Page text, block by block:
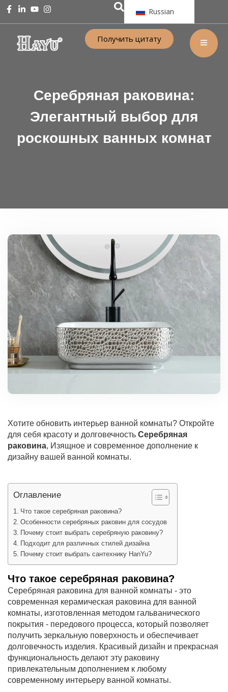
Russian
Получить цитату
Серебряная раковина:
Элегантный выбор для
роскошных ванных комнат
Хотите обновить интерьер ванной комнаты? Откройте
для себя красоту и долговечность Серебряная
раковина, Изящное и современное дополнение к
дизайну вашей ванной комнаты.
Оглавление
Что такое серебряная раковина?
Особенности серебряных раковин для сосудов
Почему стоит выбрать серебряную раковину?
Подходит для различных стилей дизайна
Почему стоит выбрать сантехнику HanYu?
Что такое серебряная раковина?
Серебряная раковина для ванной комнаты - это
современная керамическая раковина для ванной
комнаты, изготовленная методом гальванического
покрытия - передового процесса, который позволяет
получить зеркальную поверхность и обеспечивает
долговечность изделия. Красивый дизайн и прекрасная
функциональность делают эту раковину
привлекательным дополнением к любому
современному интерьеру ванной комнаты.